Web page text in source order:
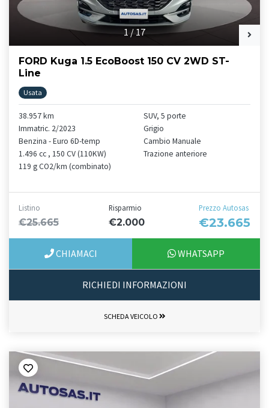
1 / 17
FORD Kuga 1.5 EcoBoost 150 CV 2WD ST-
Line
Usata
38.957 km
Immatric. 2/2023
Benzina - Euro 6D-temp
1.496 cc , 150 CV (110KW)
119 g CO2/km (combinato)
SUV, 5 porte
Grigio
Cambio Manuale
Trazione anteriore
Listino
€25.665
Risparmio
€2.000
Prezzo Autosas
€23.665
CHIAMACI WHATSAPP
RICHIEDI INFORMAZIONI
SCHEDA VEICOLO